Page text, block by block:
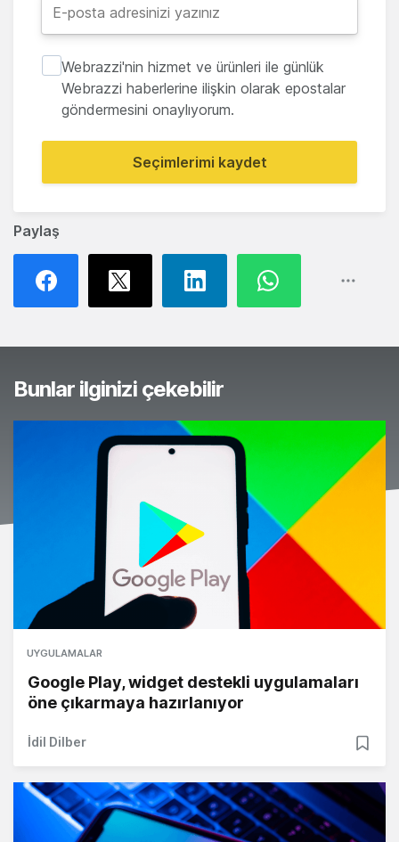
Paylaş
Webrazzi'nin hizmet ve ürünleri ile günlük
Webrazzi haberlerine ilişkin olarak epostalar
göndermesini onaylıyorum.
Seçimlerimi kaydet
Bunlar ilginizi çekebilir
UYGULAMALAR
Google Play, widget destekli uygulamaları
öne çıkarmaya hazırlanıyor
İdil Dilber